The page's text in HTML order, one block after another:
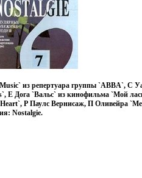
из репертуара группы `ABBA`, С
Е Дога `Вальс` из кинофильма `Мой
Р Паулс Вернисаж, П Оливейра
Nostalgie.